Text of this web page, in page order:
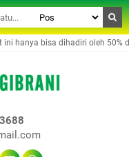
hanya bisa dihadiri oleh 50%